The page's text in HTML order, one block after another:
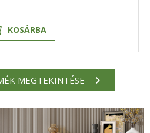
KOSÁRBA
MEGTEKINTÉSE